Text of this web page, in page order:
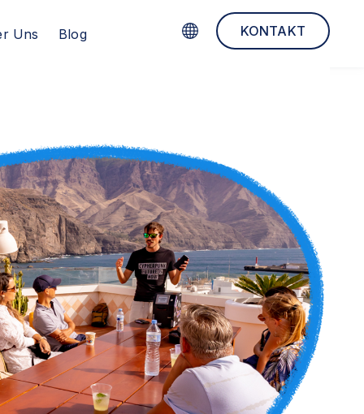
for Für Unternehmen
Uns Blog KONTAKT